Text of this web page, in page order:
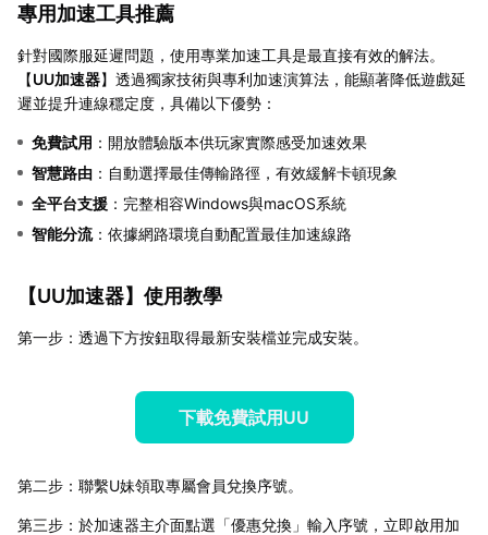
專用加速工具推薦
針對國際服延遲問題，使用專業加速工具是最直接有效的解法。
【UU加速器】透過獨家技術與專利加速演算法，能顯著降低遊戲延
遲並提升連線穩定度，具備以下優勢：
免費試用 ：開放體驗版本供玩家實際感受加速效果
智慧路由 ：自動選擇最佳傳輸路徑，有效緩解卡頓現象
全平台支援 ：完整相容Windows與macOS系統
智能分流：依據網路環境自動配置最佳加速線路
【UU加速器】使用教學
第一步：透過下方按鈕取得最新安裝檔並完成安裝。
下載免費試用UU
第二步：聯繫U妹領取專屬會員兌換序號。
第三步：於加速器主介面點選「優惠兌換」輸入序號，立即啟用加